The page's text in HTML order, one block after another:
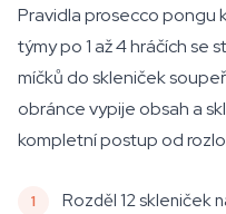
Pravidla prosecco pongu
týmy po 1 až 4 hráčích se
míčků do skleniček
obránce vypije obsah a
kompletní postup od
Rozděl 12 skleniček